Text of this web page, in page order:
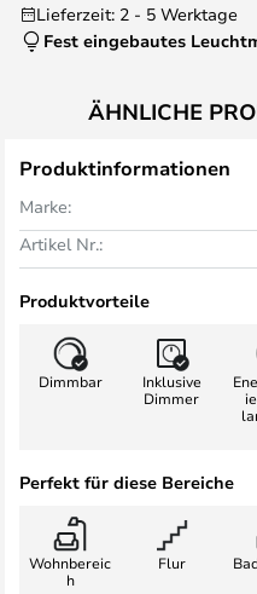
Lieferzeit: 2 - 5 Werktage
Fest eingebautes
ÄHNLICHE
Produktinformationen
Marke:
Artikel Nr.:
Produktvorteile
Dimmbar
Inklusive
Dimmer
Perfekt für diese Bereiche
Wohnbereic
h
Flur